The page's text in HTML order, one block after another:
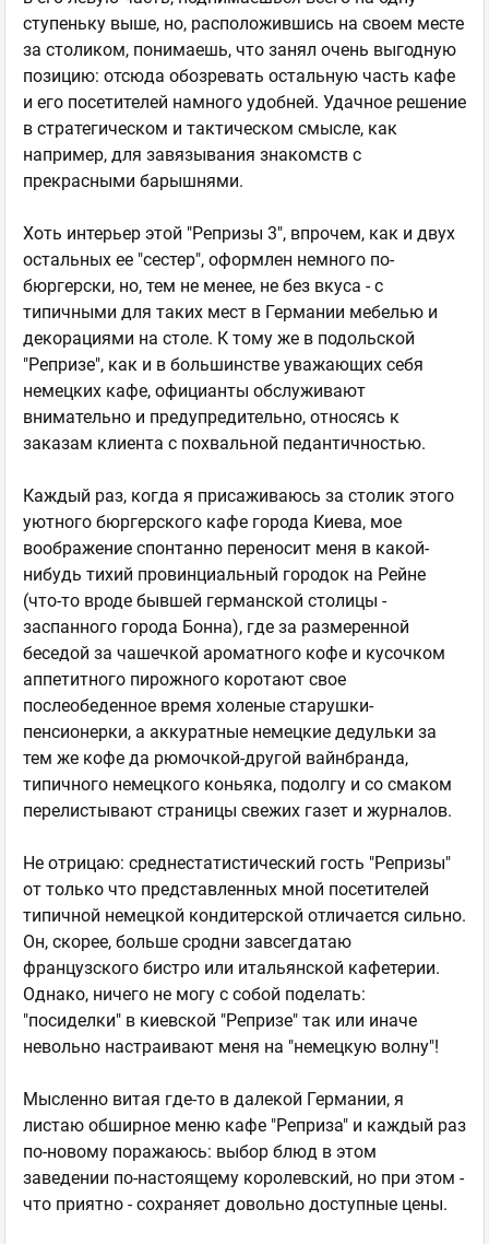
ступеньку выше, но, расположившись на своем месте
за столиком, понимаешь, что занял очень выгодную
позицию: отсюда обозревать остальную часть кафе
и его посетителей намного удобней. Удачное решение
в стратегическом и тактическом смысле, как
например, для завязывания знакомств с
прекрасными барышнями.
Хоть интерьер этой "Репризы 3", впрочем, как и двух
остальных ее "сестер", оформлен немного по-
бюргерски, но, тем не менее, не без вкуса - с
типичными для таких мест в Германии мебелью и
декорациями на столе. К тому же в подольской
"Репризе", как и в большинстве уважающих себя
немецких кафе, официанты обслуживают
внимательно и предупредительно, относясь к
заказам клиента с похвальной педантичностью.
Каждый раз, когда я присаживаюсь за столик этого
уютного бюргерского кафе города Киева, мое
воображение спонтанно переносит меня в какой-
нибудь тихий провинциальный городок на Рейне
(что-то вроде бывшей германской столицы -
заспанного города Бонна), где за размеренной
беседой за чашечкой ароматного кофе и кусочком
аппетитного пирожного коротают свое
послеобеденное время холеные старушки-
пенсионерки, а аккуратные немецкие дедульки за
тем же кофе да рюмочкой-другой вайнбранда,
типичного немецкого коньяка, подолгу и со смаком
перелистывают страницы свежих газет и журналов.
Не отрицаю: среднестатистический гость "Репризы"
от только что представленных мной посетителей
типичной немецкой кондитерской отличается сильно.
Он, скорее, больше сродни завсегдатаю
французского бистро или итальянской кафетерии.
Однако, ничего не могу с собой поделать:
"посиделки" в киевской "Репризе" так или иначе
невольно настраивают меня на "немецкую волну"!
Мысленно витая где-то в далекой Германии, я
листаю обширное меню кафе "Реприза" и каждый раз
по-новому поражаюсь: выбор блюд в этом
заведении по-настоящему королевский, но при этом -
что приятно - сохраняет довольно доступные цены.